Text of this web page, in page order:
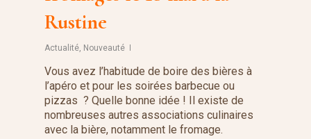
Rustine
Actualité, Nouveauté
Vous avez l’habitude de boire des bières à
l’apéro et pour les soirées barbecue ou
pizzas ? Quelle bonne idée ! Il existe de
nombreuses autres associations culinaires
avec la bière, notamment le fromage.